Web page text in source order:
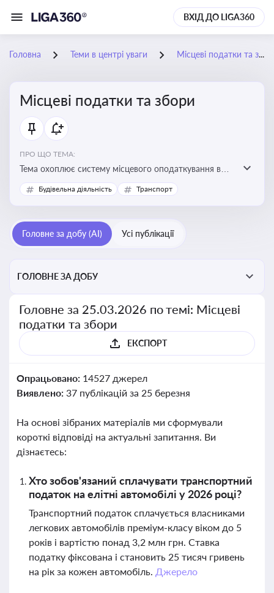
ВХІД ДО LIGA360
Головна Теми в центрі уваги Місцеві податки та збори
Місцеві податки та збори
ПРО ЩО ТЕМА:
Тема охоплює систему місцевого оподаткування в
Україні, включаючи туристичний збір, плату за
земельні ділянки, за паркування транспорту
Будівельна діяльність Транспорт
Головне за добу (AI) Усі публікації
ГОЛОВНЕ ЗА ДОБУ
Головне за 25.03.2026 по темі: Місцеві
податки та збори
ЕКСПОРТ
Опрацьовано: 14527 джерел
Виявлено: 37 публікацій за 25 березня
На основі зібраних матеріалів ми сформували
короткі відповіді на актуальні запитання. Ви
дізнаєтесь:
Хто зобов'язаний сплачувати транспортний
податок на елітні автомобілі у 2026 році?
Транспортний податок сплачується власниками
легкових автомобілів преміум-класу віком до 5
років і вартістю понад 3,2 млн грн. Ставка
податку фіксована і становить 25 тисяч гривень
на рік за кожен автомобіль. Джерело